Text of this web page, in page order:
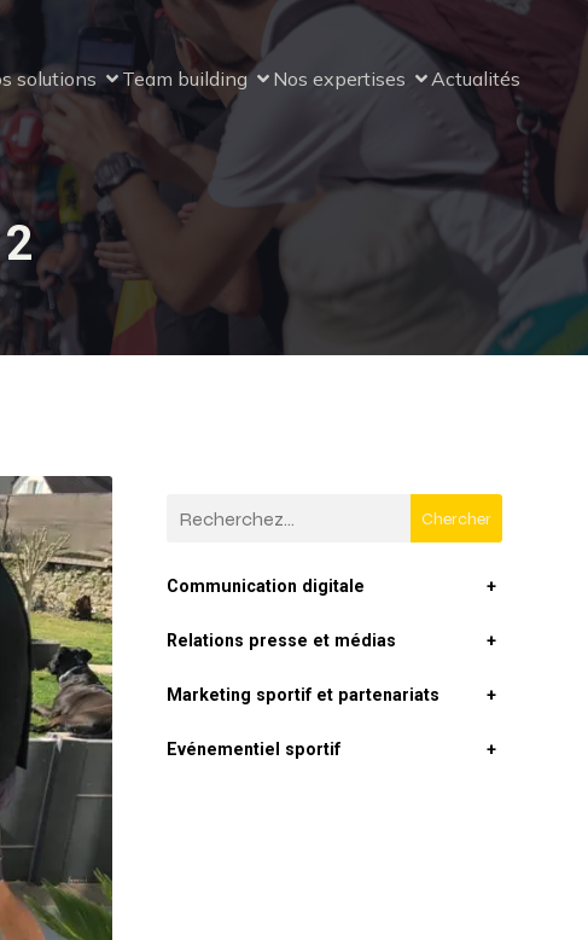
solutions Team building Nos expertises Actualités
Chercher
Communication digitale +
Relations presse et médias +
Marketing sportif et partenariats +
Evénementiel sportif +